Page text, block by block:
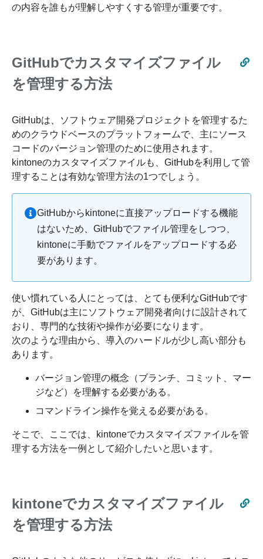
の内容を誰もが理解しやすくする管理が重要です。
GitHubでカスタマイズファイル
を管理する方法
GitHubは、ソフトウェア開発プロジェクトを管理するた
めのクラウドベースのプラットフォームで、主にソース
コードのバージョン管理のために使用されます。
kintoneのカスタマイズファイルも、GitHubを利用して管
理することは有効な管理方法の1つでしょう。
GitHubからkintoneに直接アップロードする機能
はないため、GitHubでファイル管理をしつつ、
kintoneに手動でファイルをアップロードする必
要があります。
使い慣れている人にとっては、とても便利なGitHubです
が、GitHubは主にソフトウェア開発者向けに設計されて
おり、専門的な技術や操作が必要になります。
次のような理由から、導入のハードルが少し高い部分も
あります。
バージョン管理の概念（ブランチ、コミット、マー
ジなど）を理解する必要がある。
コマンドライン操作を覚える必要がある。
そこで、ここでは、kintoneでカスタマイズファイルを管
理する方法を一例として紹介したいと思います。
kintoneでカスタマイズファイル
を管理する方法